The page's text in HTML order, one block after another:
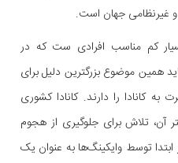
و غیرنظامی جهان است.
کم مناسب افرادی ست که در
همین موضوع بزرگترین دلیل برای
کانادا را دارند. کانادا کشوری
آن، تلاش برای جلوگیری از هجوم
توسط وایکینگ‌ها به عنوان یک